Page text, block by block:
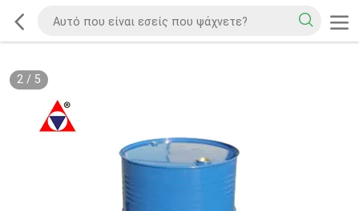
2/ 5